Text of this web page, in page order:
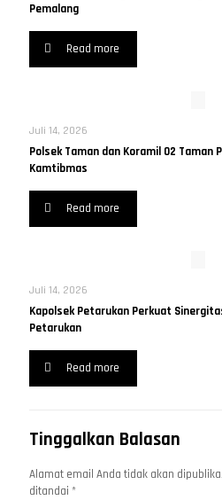
Pemalang
Read more
Juli 14, 2026
Polsek Taman dan Koramil 02 Taman
Kamtibmas
Read more
Juli 14, 2026
Kapolsek Petarukan Perkuat
Petarukan
Read more
Tinggalkan Balasan
Alamat email Anda tidak akan
ditandai *